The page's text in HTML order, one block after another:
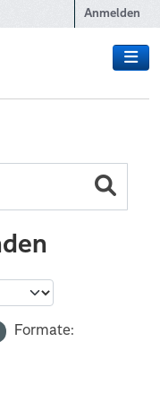
Anmelden
Formate: